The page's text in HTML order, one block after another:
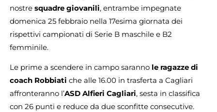
nostre squadre giovanili, entrambe impegnate
domenica 25 febbraio nella 17esima giornata dei
rispettivi campionati di Serie B maschile e B2
femminile.
Le prime a scendere in campo saranno le ragazze di
coach Robbiati che alle 16.00 in trasferta a Cagliari
affronteranno l’ASD Alfieri Cagliari, sesta in classifica
con 26 punti e reduce da due sconfitte consecutive.